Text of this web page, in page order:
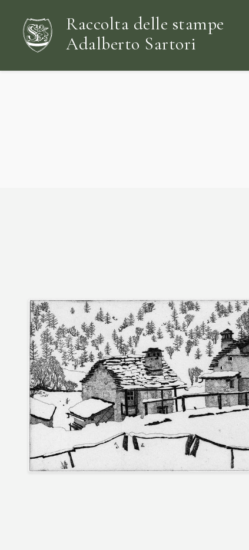
Raccolta delle stampe
Adalberto Sartori